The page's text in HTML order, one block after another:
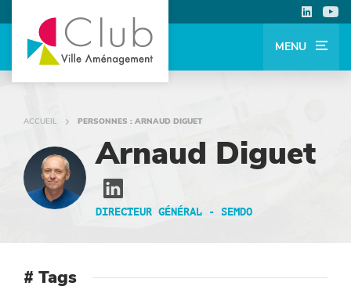
MENU
ACCUEIL PERSONNES : ARNAUD DIGUET
Arnaud Diguet
DIRECTEUR GÉNÉRAL - SEMDO
# Tags